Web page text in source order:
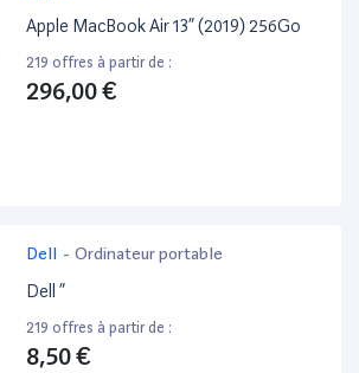
Apple MacBook Air 13” (2019) 256Go
219 offres à partir de :
296,00 €
Dell - Ordinateur portable
Dell ”
219 offres à partir de :
8,50 €